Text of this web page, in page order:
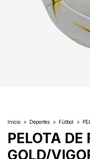
Inicio > Deportes > Fútbol >
PELOTA DE
GOLD/